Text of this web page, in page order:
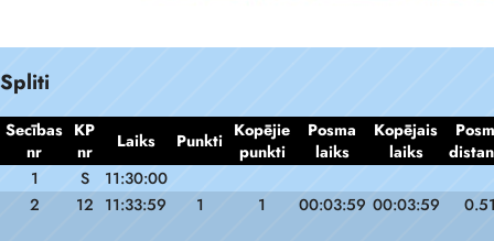
Spliti
Secības
nr
KP
nr
Laiks Punkti Kopējie
punkti
Posma
laiks
Kopējais
laiks
1
S
11:30:00
2
12 11:33:59 1 1 00:03:59 00:03:59